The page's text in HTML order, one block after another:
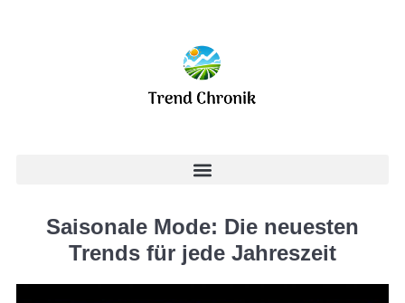
Saisonale Mode: Die neuesten
Trends für jede Jahreszeit